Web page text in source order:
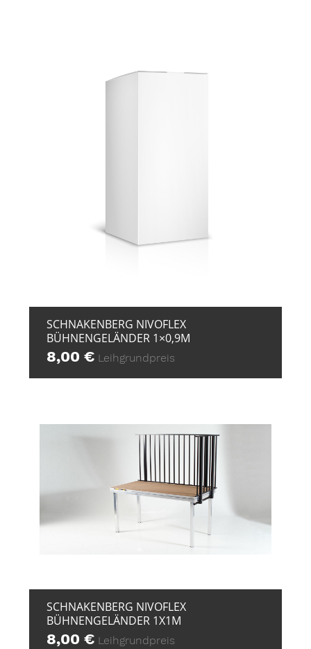
SCHNAKENBERG NIVOFLEX
BÜHNENGELÄNDER 1×0,9M
8,00€ Leihgrundpreis
SCHNAKENBERG NIVOFLEX
BÜHNENGELÄNDER 1X1M
8,00€ Leihgrundpreis